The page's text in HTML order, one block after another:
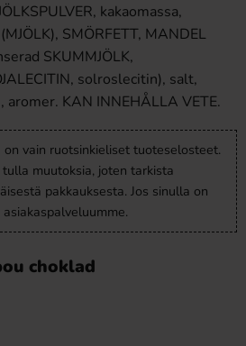
kakaomassa,
SMÖRFETT, MANDEL
SKUMMJÖLK,
solroslecitin), salt,
aromer. KAN INNEHÅLLA VETE.
vain ruotsinkieliset tuoteselosteet.
muutoksia, joten tarkista
pakkauksesta. Jos sinulla on
choklad